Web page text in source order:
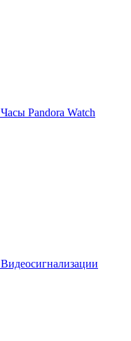
Часы Pandora Watch
Видеосигнализации